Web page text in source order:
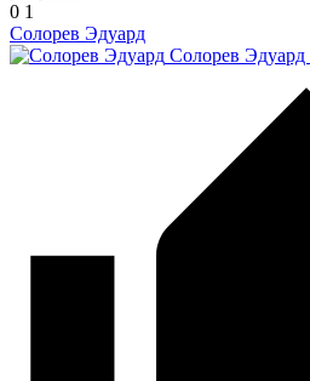
0 1
Солорев Эдуард
Солорев Эдуард